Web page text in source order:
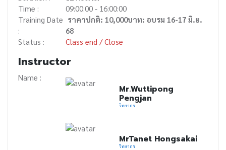
Time :
09:00:00 - 16:00:00
Training Date
:
ราคาปกติ: 10,000บาท: อบรม 16-17 มิ.ย.
68
Status :
Class end / Close
Instructor
Name :
Mr.Wuttipong
Pengjan
วิทยากร
MrTanet Hongsakai
วิทยากร